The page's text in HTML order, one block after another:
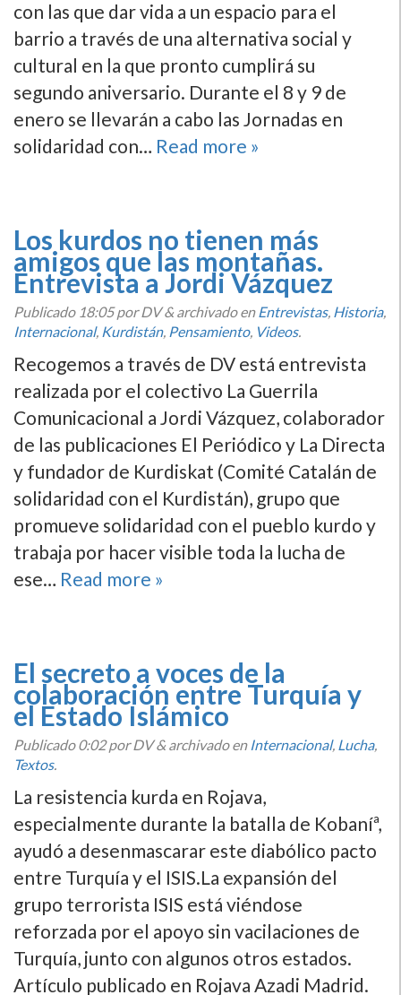
con las que dar vida a un espacio para el
barrio a través de una alternativa social y
cultural en la que pronto cumplirá su
segundo aniversario. Durante el 8 y 9 de
enero se llevarán a cabo las Jornadas en
solidaridad con… Read more »
Los kurdos no tienen más
amigos que las montañas.
Entrevista a Jordi Vázquez
Publicado 18:05por DV&archivado enEntrevistas, Historia,
Internacional, Kurdistán, Pensamiento, Videos.
Recogemos a través de DV está entrevista
realizada por el colectivo La Guerrila
Comunicacional a Jordi Vázquez, colaborador
de las publicaciones El Periódico y La Directa
y fundador de Kurdiskat (Comité Catalán de
solidaridad con el Kurdistán), grupo que
promueve solidaridad con el pueblo kurdo y
trabaja por hacer visible toda la lucha de
ese… Read more »
El secreto a voces de la
colaboración entre Turquí­a y
el Estado Islámico
Publicado0:02por DV&archivado en Internacional, Lucha,
Textos.
La resistencia kurda en Rojava,
especialmente durante la batalla de Kobaníª,
ayudó a desenmascarar este diabólico pacto
entre Turquí­a y el ISIS.La expansión del
grupo terrorista ISIS está viéndose
reforzada por el apoyo sin vacilaciones de
Turquí­a, junto con algunos otros estados.
Artí­culo publicado en Rojava Azadi Madrid.